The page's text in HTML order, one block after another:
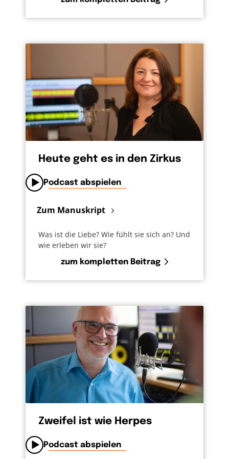
Heute geht es in den Zirkus
Podcast abspielen
Zum Manuskript
Was ist die Liebe? Wie fühlt sie sich an? Und
wie erleben wir sie?
zum kompletten Beitrag
Zweifel ist wie Herpes
Podcast abspielen